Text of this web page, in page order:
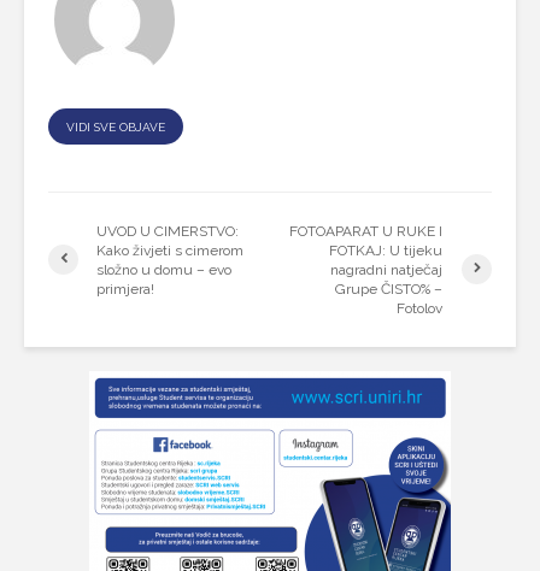
VIDI SVE OBJAVE
UVOD U CIMERSTVO:
Kako živjeti s cimerom
složno u domu – evo
primjera!
FOTOAPARAT U RUKE I
FOTKAJ: U tijeku
nagradni natječaj
Grupe ČISTO% –
Fotolov